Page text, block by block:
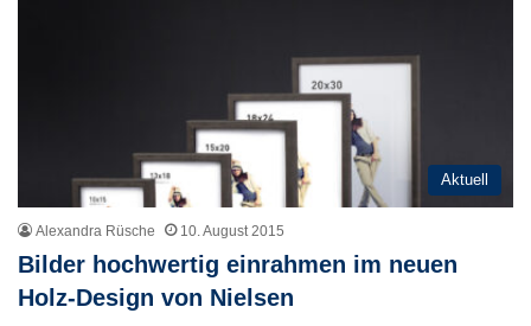
Aktuell
Alexandra Rüsche 10. August 2015
Bilder hochwertig einrahmen im neuen
Holz-Design von Nielsen